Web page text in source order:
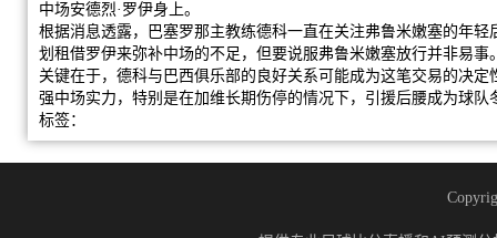
中场安德烈·罗伊身上。
根据消息透露，巴塞罗那主教练德科一直在关注弗鲁米嫩塞的年
划租借罗伊来弥补中场的不足，但要说服弗鲁米嫩塞放行并非易事
关键在于，德科与巴西俱乐部的良好关系可能成为这笔交易的决
强中场实力，特别是在加维长期伤停的情况下，引援后腰成为球队
标签：